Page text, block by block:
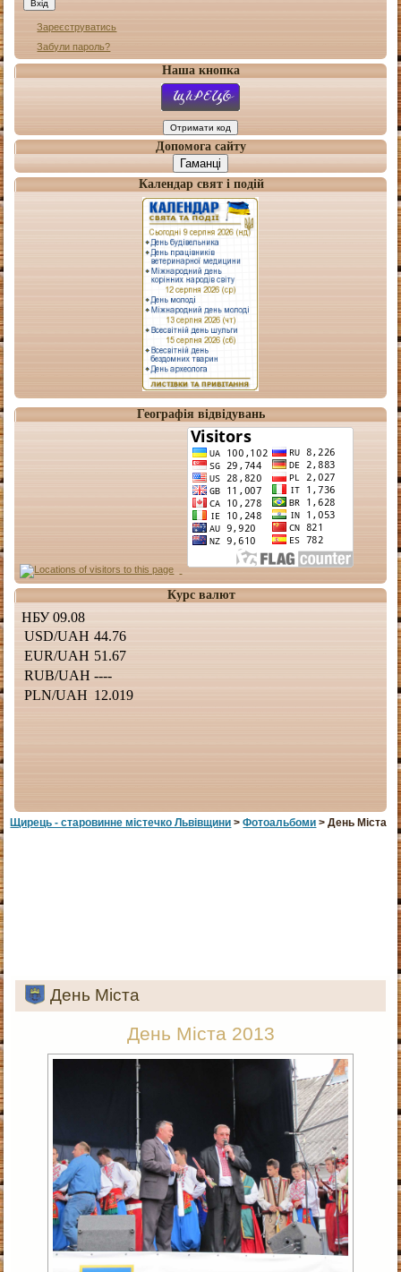
Зареєструватись
Забули пароль?
Наша кнопка
Допомога сайту
Гаманці
Календар свят і подій
Географія відвідувань
Курс валют
Щирець - старовинне мiстечко Львiвщини >Фотоальбоми > День Міста
День Міста
День Міста 2013